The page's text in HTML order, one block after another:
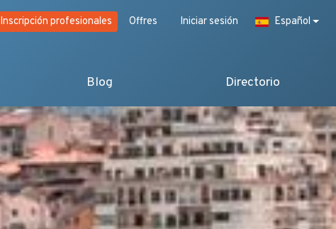
Inscripción profesionales Offres Iniciar sesión Español
Blog Directorio